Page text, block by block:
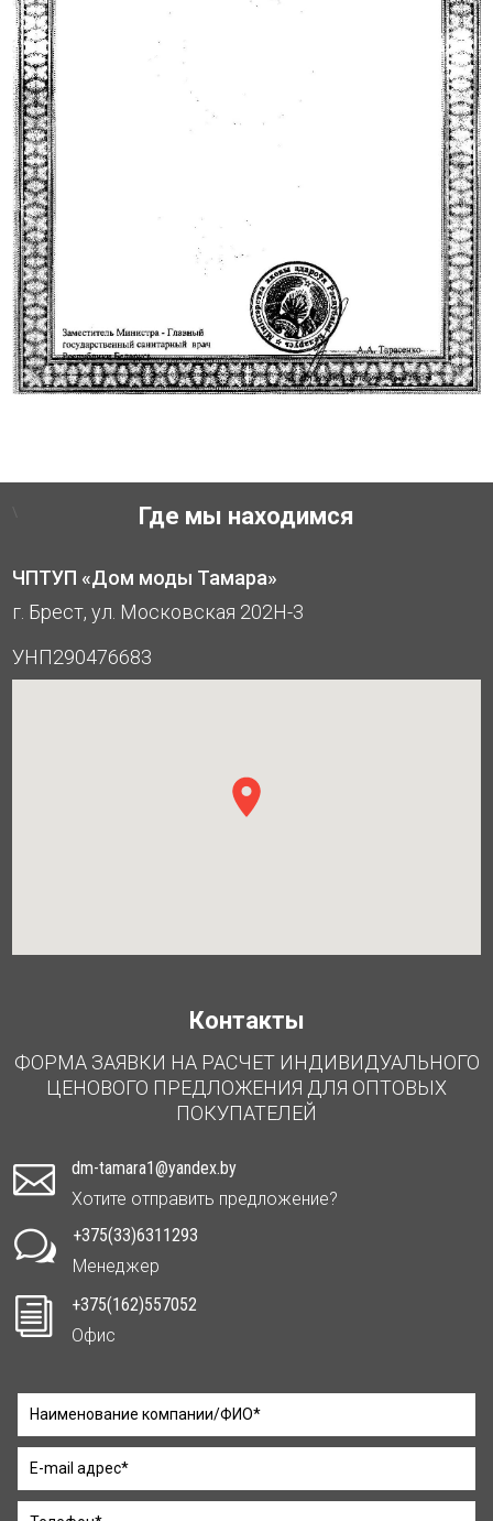
Где мы находимся
ЧПТУП «Дом моды Тамара»
г. Брест, ул. Московская 202Н-3
УНП290476683
Контакты
ФОРМА ЗАЯВКИ НА РАСЧЕТ ИНДИВИДУАЛЬНОГО
ЦЕНОВОГО ПРЕДЛОЖЕНИЯ ДЛЯ ОПТОВЫХ
ПОКУПАТЕЛЕЙ

dm-tamara1@yandex.by
Хотите отправить предложение?
w
+375(33)6311293
Менеджер
i
+375(162)557052
Офис